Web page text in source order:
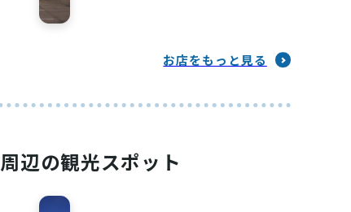
お店をもっと見る
周辺の観光スポット